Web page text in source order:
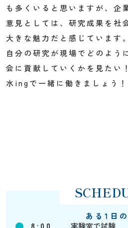
も多くいると思いますが、企
意見としては、研究成果を社
大きな魅力だと感じています
自分の研究が現場でどのよう
会に貢献していくかを見たい
水ingで一緒に働きましょう！
ある1日
8:00
実験室で試験